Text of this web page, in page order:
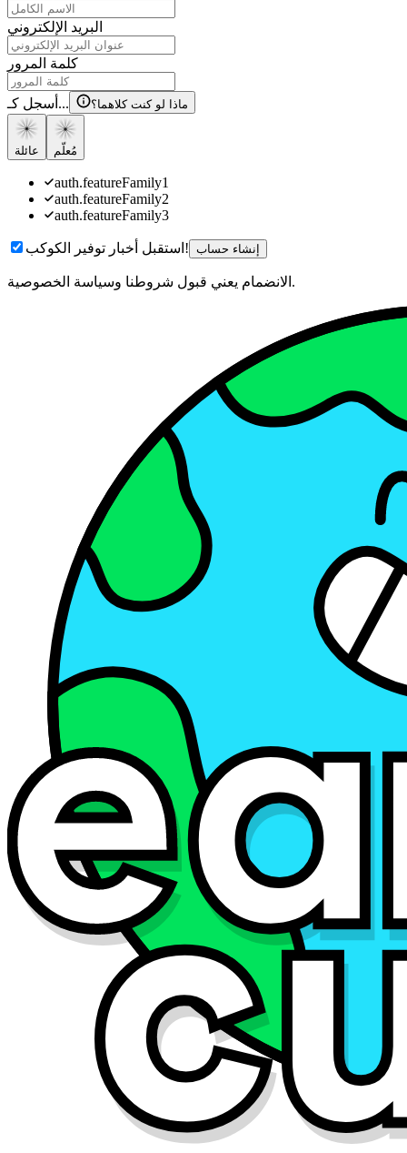
البريد الإلكتروني
كلمة المرور
أسجل كـ... ماذا لو كنت كلاهما؟
عائلة مُعلّم
auth.featureFamily1
auth.featureFamily2
auth.featureFamily3
استقبل أخبار توفير الكوكب! إنشاء حساب
الانضمام يعني قبول شروطنا وسياسة الخصوصية.